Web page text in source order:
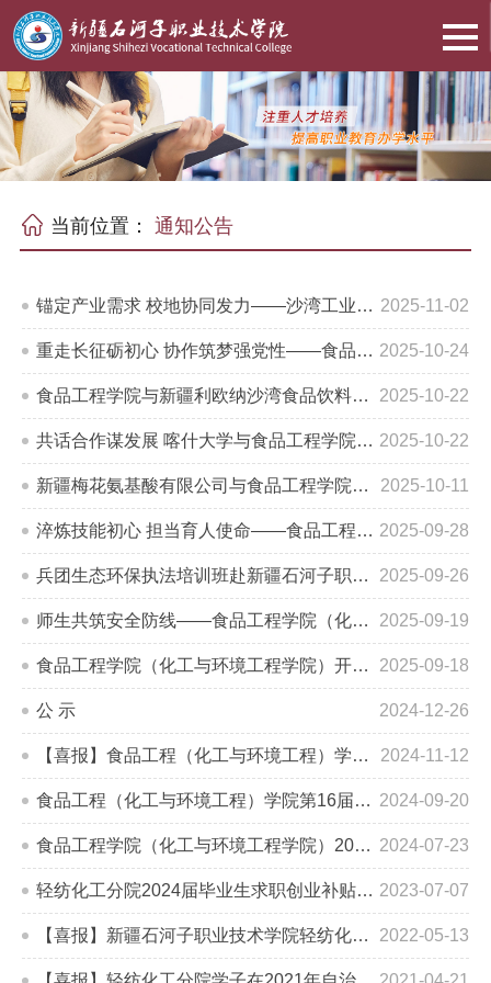
当前位置：通知公告
锚定产业需求 校地协同发力——沙湾工业园区到访我校深化校地共建合作 2025-11-02
重走长征砺初心 协作筑梦强党性——食品工程学院党总支开展主题党日活动 2025-10-24
食品工程学院与新疆利欧纳沙湾食品饮料有限公司开展交流座谈 2025-10-22
共话合作谋发展 喀什大学与食品工程学院交流座谈助力食品专业人才成长 2025-10-22
新疆梅花氨基酸有限公司与食品工程学院（化工与环境工程学院）开展座谈会 2025-10-11
淬炼技能初心 担当育人使命——食品工程学院（化工与环境工程学院）开展2025年世界职业院校技能大赛表彰大会 2025-09-28
兵团生态环保执法培训班赴新疆石河子职业技术学院开展红色教育 重温誓词砺初心 2025-09-26
师生共筑安全防线——食品工程学院（化工与环境工程学院）开展消防培训工作 2025-09-19
食品工程学院（化工与环境工程学院）开展“推广普通话·规范伴我行”推普周知识竞赛 2025-09-18
公 示 2024-12-26
【喜报】食品工程（化工与环境工程）学院在2024年世界职业院校技能大赛中喜获佳绩 2024-11-12
食品工程（化工与环境工程）学院第16届团总支学生会换届结果公示 2024-09-20
食品工程学院（化工与环境工程学院）2024 年高等职业教育 “双师型”教师认定名单公示 2024-07-23
轻纺化工分院2024届毕业生求职创业补贴人员公示 2023-07-07
【喜报】新疆石河子职业技术学院轻纺化工分院在行业教学能力大赛中喜获佳绩 2022-05-13